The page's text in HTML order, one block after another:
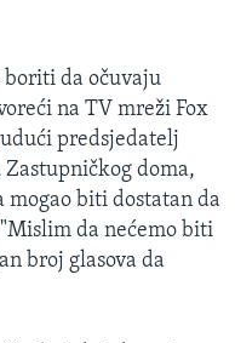
boriti da očuvaju
na TV mreži Fox
predsjedatelj
doma,
mogao biti dostatan da
da nećemo biti
broj glasova da